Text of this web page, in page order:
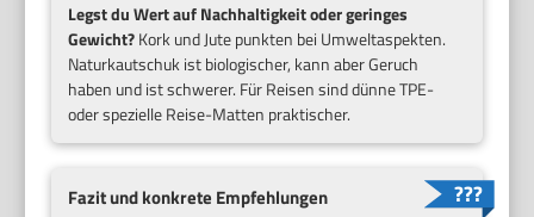
Legst du Wert auf Nachhaltigkeit oder geringes
Gewicht?Kork und Jute punkten bei Umweltaspekten.
Naturkautschuk ist biologischer, kann aber Geruch
haben und ist schwerer. Für Reisen sind dünne TPE-
oder spezielle Reise-Matten praktischer.
Fazit und konkrete Empfehlungen